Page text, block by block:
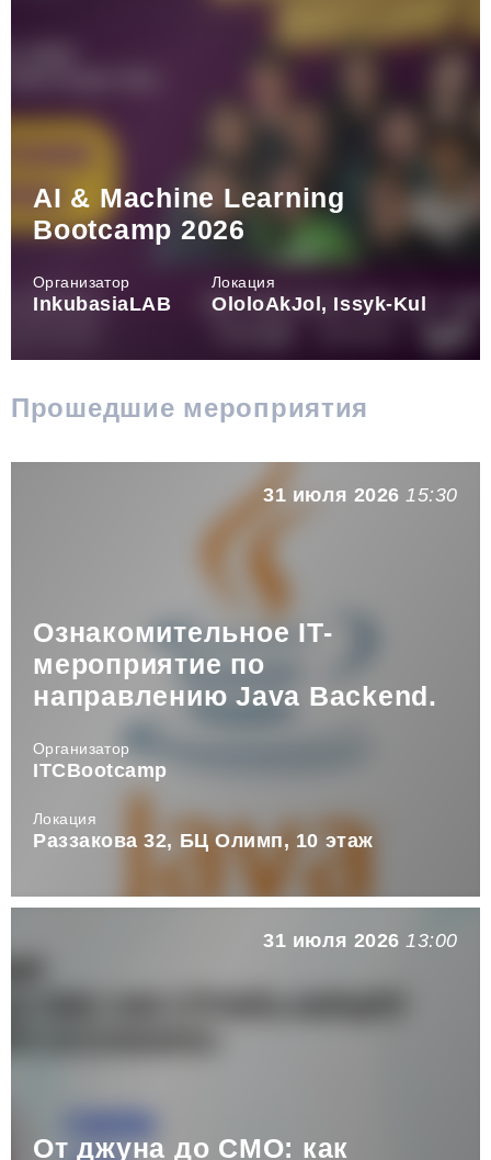
AI & Machine Learning
Bootcamp 2026
Организатор
InkubasiaLAB
Локация
OloloAkJol, Issyk-Kul
Прошедшие мероприятия
31 июля 202615:30
Ознакомительное IT-
мероприятие по
направлению Java Backend.
Организатор
ITCBootcamp
Локация
Раззакова 32, БЦ Олимп, 10 этаж
31 июля 202613:00
От джуна до CMO: как